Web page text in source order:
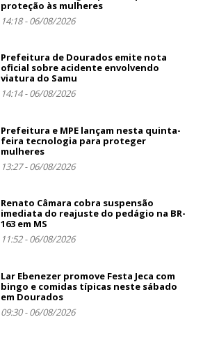
proteção às mulheres
14:18 - 06/08/2026
Prefeitura de Dourados emite nota
oficial sobre acidente envolvendo
viatura do Samu
14:14 - 06/08/2026
Prefeitura e MPE lançam nesta quinta-
feira tecnologia para proteger
mulheres
13:27 - 06/08/2026
Renato Câmara cobra suspensão
imediata do reajuste do pedágio na BR-
163 em MS
11:52 - 06/08/2026
Lar Ebenezer promove Festa Jeca com
bingo e comidas típicas neste sábado
em Dourados
09:30 - 06/08/2026